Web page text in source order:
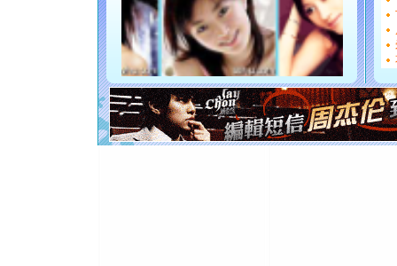
如意,快
[元旦]
看
断电。
你是我
[元旦]如
起；二是
离。水晶
[元旦]当